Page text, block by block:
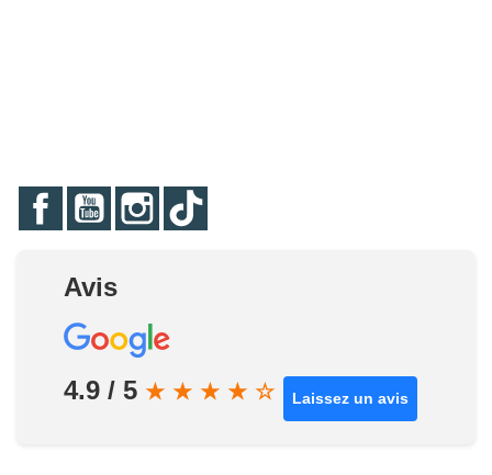
FacebookYouTubeInstagram
Avis
4.9 / 5 ★ ★ ★ ★ ☆ Laissez un avis